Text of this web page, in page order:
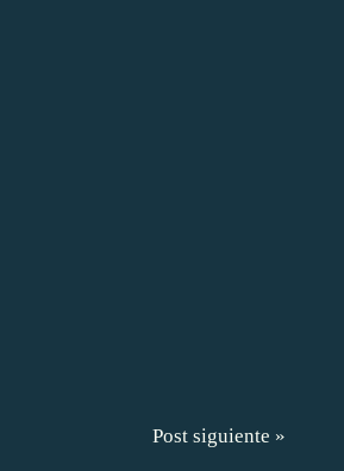
Post siguiente »